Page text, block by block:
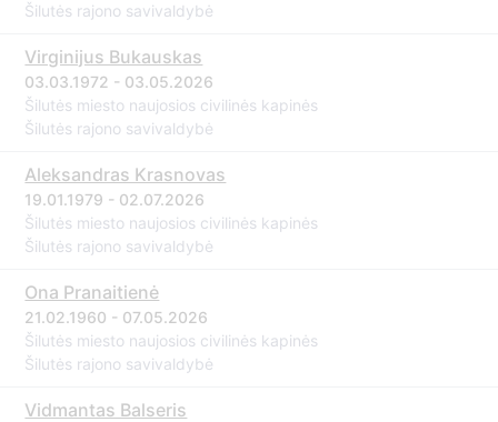
Šilutės rajono savivaldybė
Virginijus Bukauskas
03.03.1972 - 03.05.2026
Šilutės miesto naujosios civilinės kapinės
Šilutės rajono savivaldybė
Aleksandras Krasnovas
19.01.1979 - 02.07.2026
Šilutės miesto naujosios civilinės kapinės
Šilutės rajono savivaldybė
Ona Pranaitienė
21.02.1960 - 07.05.2026
Šilutės miesto naujosios civilinės kapinės
Šilutės rajono savivaldybė
Vidmantas Balseris